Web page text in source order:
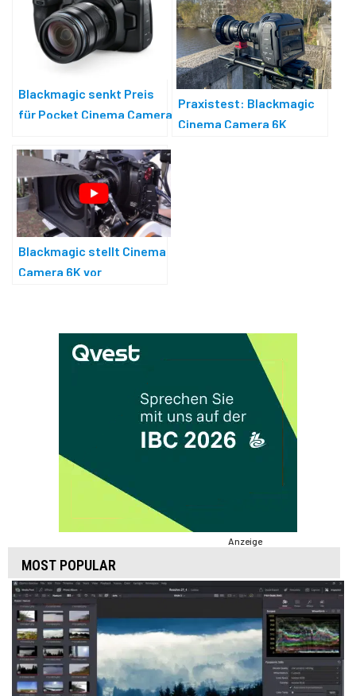
Blackmagic senkt Preis
für Pocket Cinema Camera
Praxistest: Blackmagic
Cinema Camera 6K
Blackmagic stellt Cinema
Camera 6K vor
Anzeige
MOST POPULAR